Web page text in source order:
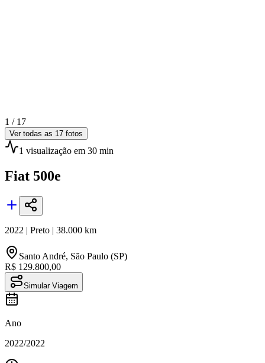
1 / 17
Ver todas as 17 fotos
1 visualização em 30 min
Fiat 500e
2022 | Preto | 38.000 km
Santo André, São Paulo (SP)
R$ 129.800,00
Simular Viagem
Ano
2022/2022